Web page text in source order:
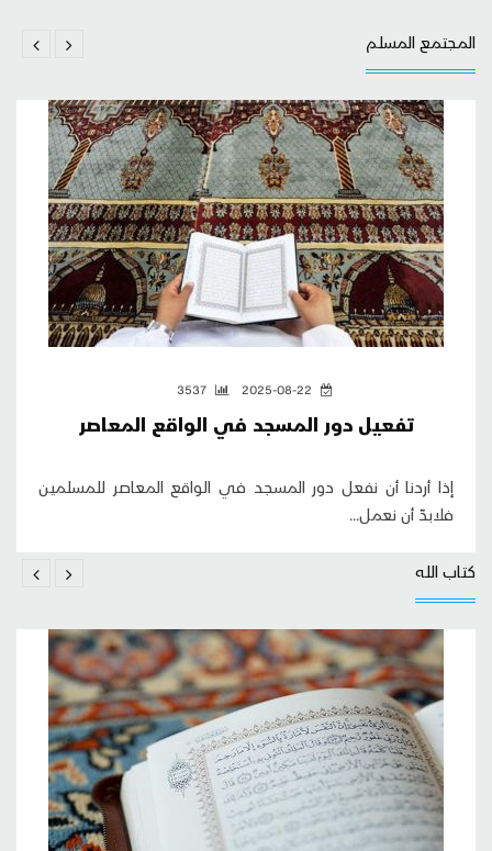
المجتمع المسلم
تفعيل دور المسجد في الواقع المعاصر
إذا أردنا أن نفعل دور المسجد في الواقع المعاصر للمسلمين
فلابدّ أن نعمل...
كتاب الله